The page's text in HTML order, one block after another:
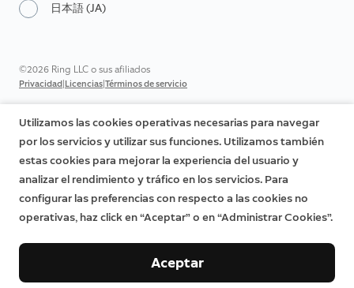
日本語 (JA)
©2026 Ring LLC o sus afiliados
Privacidad|Licencias|Términos de servicio
Utilizamos las cookies operativas necesarias para navegar
por los servicios y utilizar sus funciones. Utilizamos también
estas cookies para mejorar la experiencia del usuario y
analizar el rendimiento y tráfico en los servicios. Para
configurar las preferencias con respecto a las cookies no
operativas, haz click en “Aceptar” o en “Administrar Cookies”.
Aceptar